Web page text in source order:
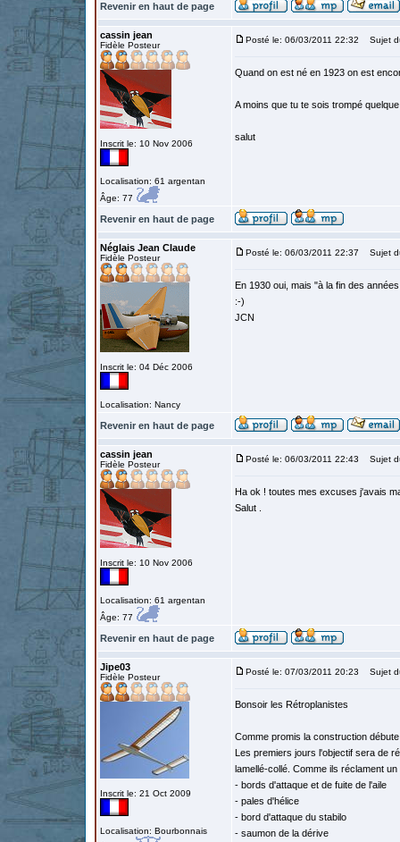
Revenir en haut de page
cassin jean
Fidèle Posteur
Inscrit le: 10 Nov 2006
Localisation: 61 argentan
Âge: 77
Posté le: 06/03/2011 22:32 Sujet
Quand on est né en 1923 on est
A moins que tu te sois trompé
salut
Revenir en haut de page
Néglais Jean Claude
Fidèle Posteur
Inscrit le: 04 Déc 2006
Localisation: Nancy
Posté le: 06/03/2011 22:37 Sujet
En 1930 oui, mais "à la fin des
:-)
JCN
Revenir en haut de page
cassin jean
Fidèle Posteur
Inscrit le: 10 Nov 2006
Localisation: 61 argentan
Âge: 77
Posté le: 06/03/2011 22:43 Sujet
Ha ok ! toutes mes excuses j'avais
Salut .
Revenir en haut de page
Jipe03
Fidèle Posteur
Inscrit le: 21 Oct 2009
Localisation: Bourbonnais
Posté le: 07/03/2011 20:23 Sujet
Bonsoir les Rétroplanistes
Comme promis la construction
Les premiers jours l'objectif sera de
lamellé-collé. Comme ils réclament
- bords d'attaque et de fuite de l'aile
- pales d'hélice
- bord d'attaque du stabilo
- saumon de la dérive